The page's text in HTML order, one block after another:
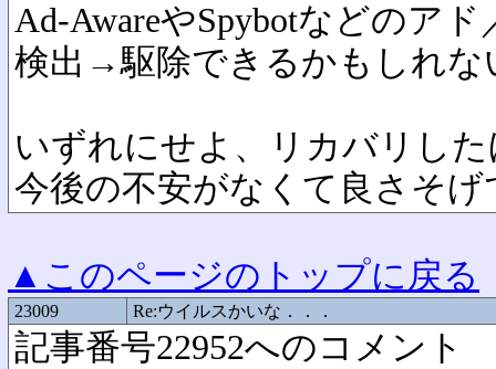
Ad-AwareやSpybotなどのア
検出→駆除できるかもしれな
いずれにせよ、リカバリし
今後の不安がなくて良さそげ
▲このページのトップに戻る
23009 Re:ウイルスかいな．．．
記事番号22952へのコメント